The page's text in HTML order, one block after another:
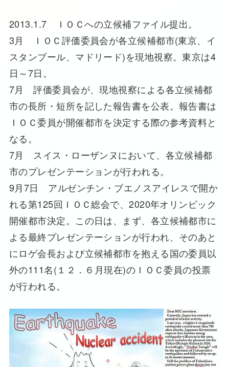
2013.1.7 ＩＯＣへの立候補ファイル提出。
3月 ＩＯＣ評価委員会が各立候補都市(東京、イ
スタンブール、マドリード)を現地視察。東京は4
日～7日。
7月 評価委員会が、現地視察による各立候補都
市の長所・短所を記した報告書を公表。報告書は
ＩＯＣ委員が開催都市を決定する際の参考資料と
なる。
7月 スイス・ローザンヌにおいて、各立候補都
市のプレゼンテーションが行われる。
9月7日 アルゼンチン・ブエノスアイレスで開か
れる第125回ＩＯＣ総会で、2020年オリンピック
開催都市決定。この日は、まず、各立候補都市に
よる最終プレゼンテーションが行われ、そのあと
にロゲ会長および立候補都市を抱える国の委員以
外の111名(１２．６月現在)のＩＯＣ委員の投票
が行われる。